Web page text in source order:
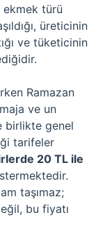
ekmek türü
üreticinin
ve tüketicinin
Ramazan
ve un
birlikte genel
tarifeler
20 TL ile
taşımaz;
bu fiyatı